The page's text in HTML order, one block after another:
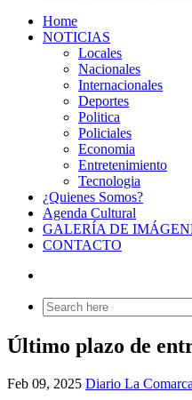
Home
NOTICIAS
Locales
Nacionales
Internacionales
Deportes
Politica
Policiales
Economia
Entretenimiento
Tecnologia
¿Quienes Somos?
Agenda Cultural
GALERÍA DE
CONTACTO
Search
for:
Último plazo de
Feb 09, 2025 Diario La